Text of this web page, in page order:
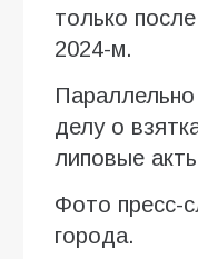
только
2024-м.
делу о
липовые
Фото пресс-
города.